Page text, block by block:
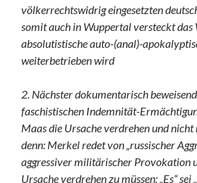
völkerrechtswidrig eingesetzten
somit auch in Wuppertal versteckt
absolutistische auto-(anal)-
weiterbetrieben wird
2. Nächster dokumentarisch
faschistischen Indemnität-
Maas die Ursache verdrehen und nicht
denn: Merkel redet von „russischer
aggressiver militärischer Provokation
Ursache verdrehen zu müssen: „Es“